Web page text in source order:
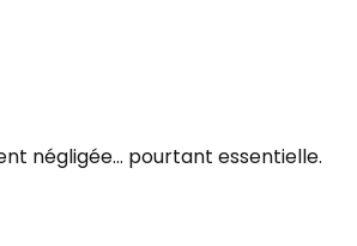
négligée… pourtant essentielle.